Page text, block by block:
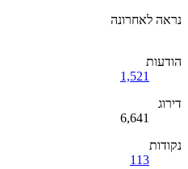
נראה לאחרונה
הודעות
1,521
דירוג
6,641
נקודות
113